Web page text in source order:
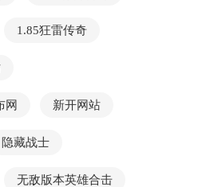
1.85狂雷传奇
网 新开网站
隐藏战士
无敌版本英雄合击